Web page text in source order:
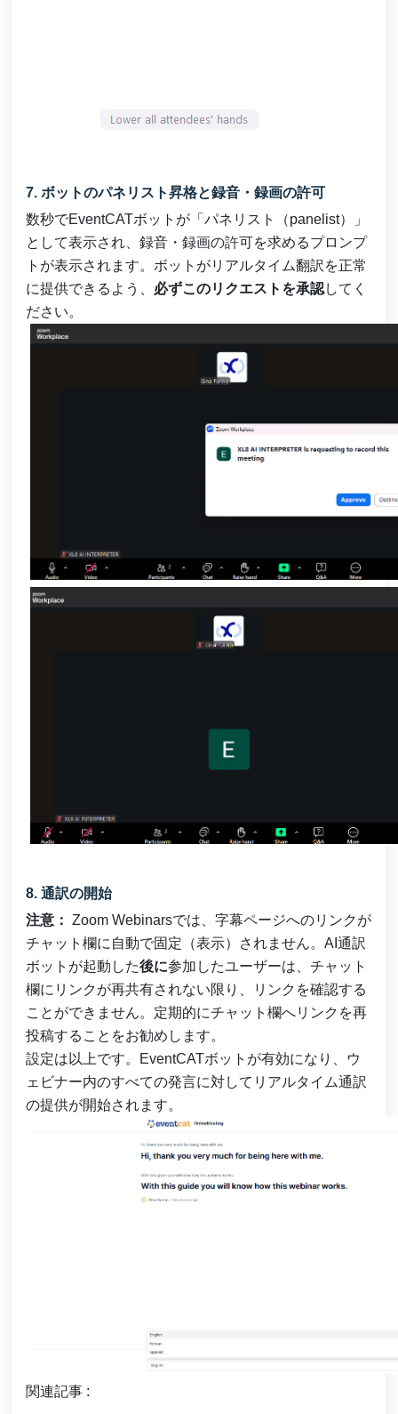
7. ボットのパネリスト昇格と録音・録画の許可
数秒でEventCATボットが「パネリスト（panelist）」
として表示され、録音・録画の許可を求めるプロンプ
トが表示されます。ボットがリアルタイム翻訳を正常
に提供できるよう、 必ずこのリクエストを承認してく
ださい。
8. 通訳の開始
注意： Zoom Webinarsでは、字幕ページへのリンクが
チャット欄に自動で固定（表示）されません。AI通訳
ボットが起動した後に参加したユーザーは、チャット
欄にリンクが再共有されない限り、リンクを確認する
ことができません。定期的にチャット欄へリンクを再
投稿することをお勧めします。
設定は以上です。EventCATボットが有効になり、ウ
ェビナー内のすべての発言に対してリアルタイム通訳
の提供が開始されます。
関連記事 :